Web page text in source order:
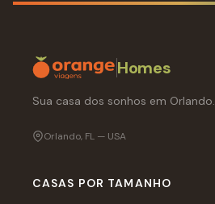
Homes
Sua casa dos sonhos em Orlando.
Orlando, FL — USA
CASAS POR TAMANHO